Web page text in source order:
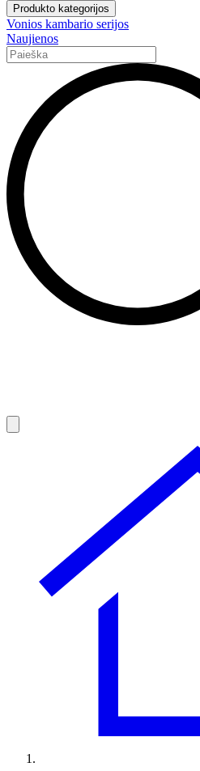
Produkto kategorijos
Vonios kambario serijos
Naujienos